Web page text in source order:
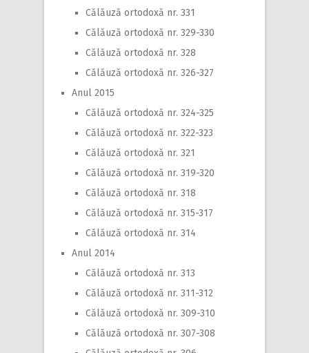
Călăuză ortodoxă nr. 331
Călăuză ortodoxă nr. 329-330
Călăuză ortodoxă nr. 328
Călăuză ortodoxă nr. 326-327
Anul 2015
Călăuză ortodoxă nr. 324-325
Călăuză ortodoxă nr. 322-323
Călăuză ortodoxă nr. 321
Călăuză ortodoxă nr. 319-320
Călăuză ortodoxă nr. 318
Călăuză ortodoxă nr. 315-317
Călăuză ortodoxă nr. 314
Anul 2014
Călăuză ortodoxă nr. 313
Călăuză ortodoxă nr. 311-312
Călăuză ortodoxă nr. 309-310
Călăuză ortodoxă nr. 307-308